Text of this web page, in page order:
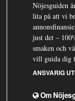
Nöjesguiden
lita på att vi
just det –
smaken och
vill guida dig
ANSVARIG
Om